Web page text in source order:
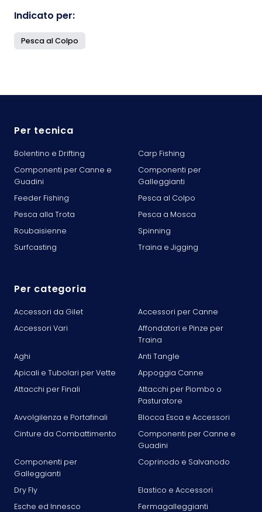
Indicato per:
Pesca al Colpo
Per tecnica
Bolentino e Drifting
Carp Fishing
Componenti per Canne e
Guadini
Componenti per
Galleggianti
Feeder Fishing
Pesca al Colpo
Pesca alla Trota
Pesca a Mosca
Roubaisienne
Spinning
Surfcasting
Traina e Jigging
Per categoria
Accessori da Gilet
Accessori per Canne
Accessori Vari
Affondatori e Pinze per
Traina
Aghi
Anti Tangle
Apicali e Tubolari per Vette
Appoggia Canne
Attacchi per Finali
Attacchi per Piombo o
Pasturatore
Avvolgilenza e Portafinali
Blocca Esca e Accessori
Cinture da Combattimento
Componenti per Canne e
Guadini
Componenti per
Galleggianti
Coprinodo e Salvanodo
Dry Fly
Elastico e Accessori
Esche ed Innesco
Fermagalleggianti